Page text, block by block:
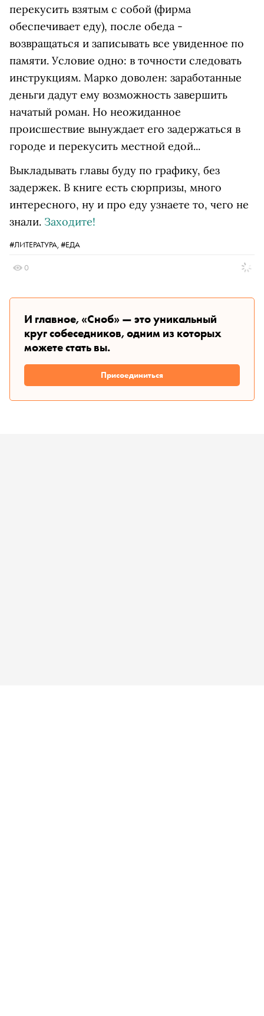
перекусить взятым с собой (фирма
обеспечивает еду), после обеда -
возвращаться и записывать все увиденное по
памяти. Условие одно: в точности следовать
инструкциям. Марко доволен: заработанные
деньги дадут ему возможность завершить
начатый роман. Но неожиданное
происшествие вынуждает его задержаться в
городе и перекусить местной едой...
Выкладывать главы буду по графику, без
задержек. В книге есть сюрпризы, много
интересного, ну и про еду узнаете то, чего не
знали. Заходите!
#ЛИТЕРАТУРА, #ЕДА
0
И главное, «Сноб» — это уникальный
круг собеседников, одним из которых
можете стать вы.
Присоединиться